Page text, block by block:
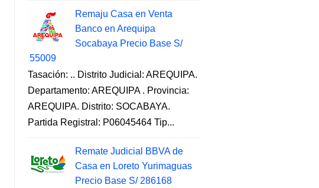
Remaju Casa en Venta
Banco en Arequipa
Socabaya Precio Base S/
55009
Tasación: .. Distrito Judicial: AREQUIPA.
Departamento: AREQUIPA . Provincia:
AREQUIPA. Distrito: SOCABAYA.
Partida Registral: P06045464 Tip...
Remate Judicial BBVA de
Casa en Loreto Yurimaguas
Precio Base S/ 286168